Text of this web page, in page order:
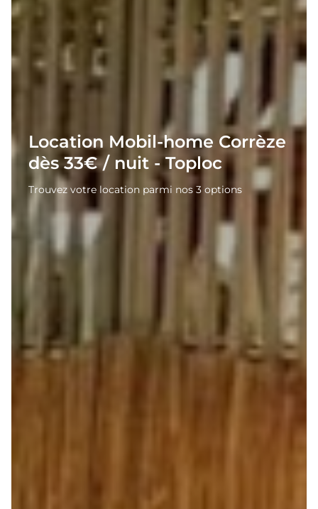
Location Mobil-home Corrèze
dès 33€ / nuit - Toploc
Trouvez votre location parmi nos 3 options